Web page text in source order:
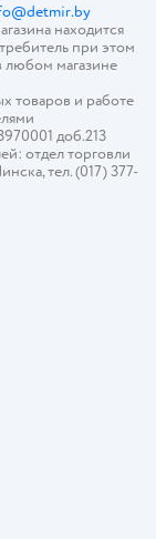
находится
при этом
любом магазине
товаров и работе
доб.213
отдел торговли
тел. (017) 377-